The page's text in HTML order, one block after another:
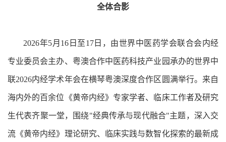
全体合影
2026年5月16日至17日，由世界中医药学会联合会内经
专业委员会主办、粤澳合作中医药科技产业园承办的世界中
联2026内经学术年会在横琴粤澳深度合作区圆满举行。来自
海内外的百余位《黄帝内经》专家学者、临床工作者及研究
生代表齐聚一堂，围绕"经典传承与现代融合"主题，深入交
流《黄帝内经》理论研究、临床实践与数智化探索的最新成